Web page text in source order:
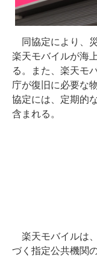
同協定により、
楽天モバイルが海
る。また、楽天モ
庁が復旧に必要な
協定には、定期的
含まれる。
楽天モバイルは
づく指定公共機関